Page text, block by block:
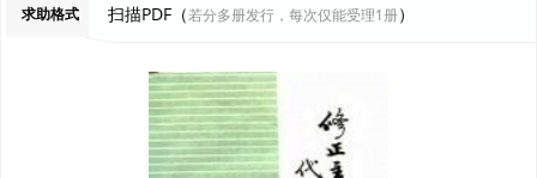
求助格式 扫描PDF（若分多册发行，每次仅能受理1册）